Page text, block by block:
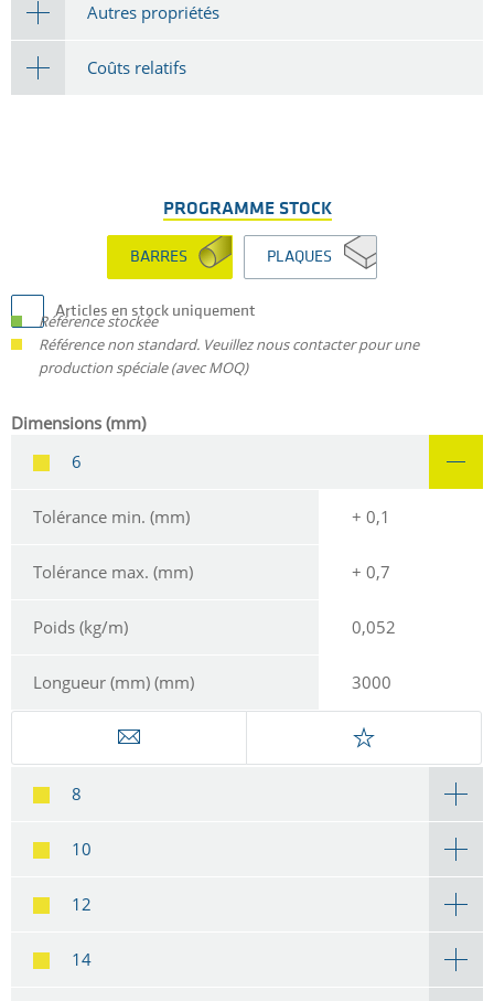
Autres propriétés
Coûts relatifs
PROGRAMME STOCK
BARRES PLAQUES
Articles en stock uniquement
Référence stockée
Référence non standard. Veuillez nous contacter pour une
production spéciale (avec MOQ)
Dimensions (mm)
6
Tolérance min. (mm) + 0,1
Tolérance max. (mm) + 0,7
Poids (kg/m) 0,052
Longueur (mm) (mm) 3000
8
10
12
14